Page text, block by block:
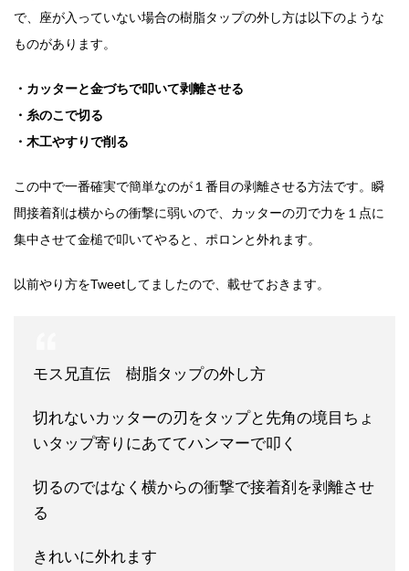
で、座が入っていない場合の樹脂タップの外し方は以下のような
ものがあります。
・カッターと金づちで叩いて剥離させる
・糸のこで切る
・木工やすりで削る
この中で一番確実で簡単なのが１番目の剥離させる方法です。瞬
間接着剤は横からの衝撃に弱いので、カッターの刃で力を１点に
集中させて金槌で叩いてやると、ポロンと外れます。
以前やり方をTweetしてましたので、載せておきます。
モス兄直伝 樹脂タップの外し方
切れないカッターの刃をタップと先角の境目ちょ
いタップ寄りにあててハンマーで叩く
切るのではなく横からの衝撃で接着剤を剥離させ
る
きれいに外れます